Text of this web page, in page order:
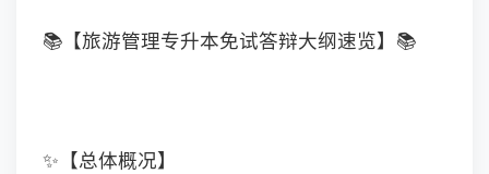
📚【旅游管理专升本免试答辩大纲速览】📚
✨【总体概况】